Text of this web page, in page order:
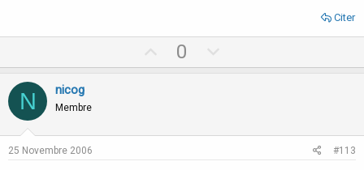
Citer
p
0
o
N nicog
Membre
25 Novembre 2006 #113